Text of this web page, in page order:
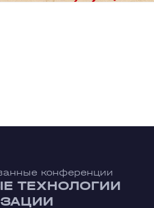
конференции
ТЕХНОЛОГИИ